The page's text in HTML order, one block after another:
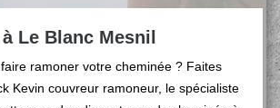
Le Blanc Mesnil
ramoner votre cheminée ? Faites
Kevin couvreur ramoneur, le spécialiste